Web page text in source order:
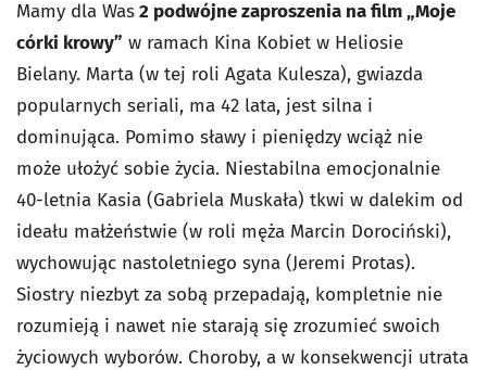
Mamy dla Was2 podwójne zaproszenia na film „Moje
córki krowy” w ramach Kina Kobiet w Heliosie
Bielany. Marta (w tej roli Agata Kulesza), gwiazda
popularnych seriali, ma 42 lata, jest silna i
dominująca. Pomimo sławy i pieniędzy wciąż nie
może ułożyć sobie życia. Niestabilna emocjonalnie
40-letnia Kasia (Gabriela Muskała) tkwi w dalekim od
ideału małżeństwie (w roli męża Marcin Dorociński),
wychowując nastoletniego syna (Jeremi Protas).
Siostry niezbyt za sobą przepadają, kompletnie nie
rozumieją i nawet nie starają się zrozumieć swoich
życiowych wyborów. Choroby, a w konsekwencji utrata